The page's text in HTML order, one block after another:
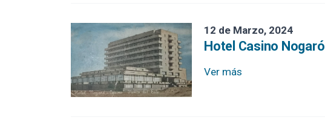
El Faro
Mapa Información Bienes Culturales
Club Democrático
Cine Ocean
12 de Marzo, 2024
Hotel Casino Nogaró
Ver más